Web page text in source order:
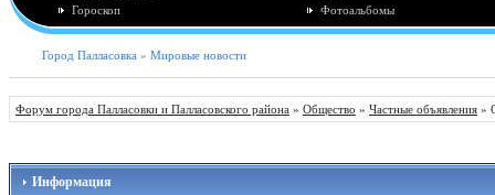
Гороскоп
Фотоальбомы
Город Палласовка » Мировые новости
Форум города Палласовки и Палласовского района » Общество » Частные объявления »
Информация